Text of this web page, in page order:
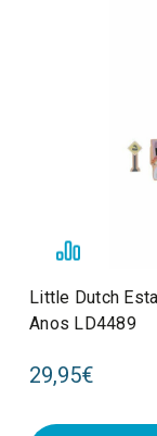
Little Dutch
Anos LD4489
29,95€